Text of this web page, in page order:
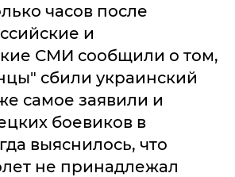
часов после
и
СМИ сообщили о том,
сбили украинский
самое заявили и
боевиков в
выяснилось, что
не принадлежал